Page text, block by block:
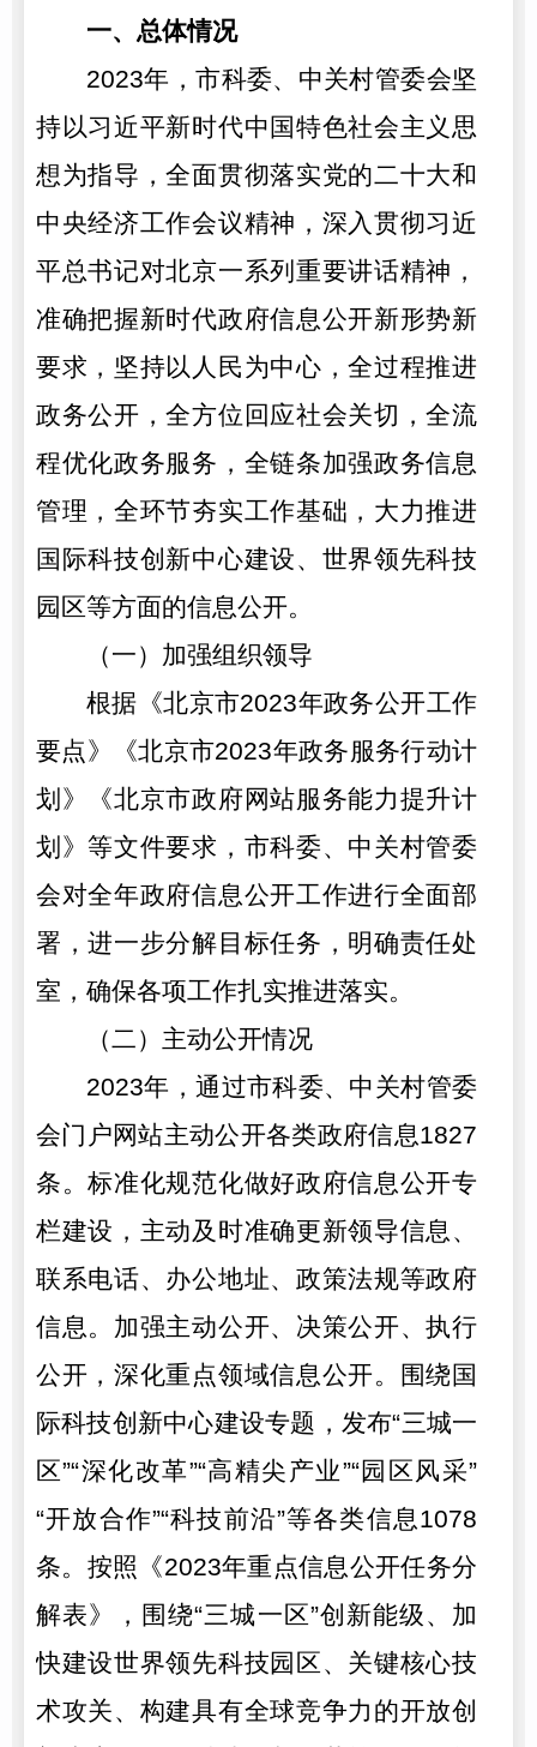
一、总体情况
2023年，市科委、中关村管委会坚
持以习近平新时代中国特色社会主义思
想为指导，全面贯彻落实党的二十大和
中央经济工作会议精神，深入贯彻习近
平总书记对北京一系列重要讲话精神，
准确把握新时代政府信息公开新形势新
要求，坚持以人民为中心，全过程推进
政务公开，全方位回应社会关切，全流
程优化政务服务，全链条加强政务信息
管理，全环节夯实工作基础，大力推进
国际科技创新中心建设、世界领先科技
园区等方面的信息公开。
（一）加强组织领导
根据《北京市2023年政务公开工作
要点》《北京市2023年政务服务行动计
划》《北京市政府网站服务能力提升计
划》等文件要求，市科委、中关村管委
会对全年政府信息公开工作进行全面部
署，进一步分解目标任务，明确责任处
室，确保各项工作扎实推进落实。
（二）主动公开情况
2023年，通过市科委、中关村管委
会门户网站主动公开各类政府信息1827
条。标准化规范化做好政府信息公开专
栏建设，主动及时准确更新领导信息、
联系电话、办公地址、政策法规等政府
信息。加强主动公开、决策公开、执行
公开，深化重点领域信息公开。围绕国
际科技创新中心建设专题，发布“三城一
区”“深化改革”“高精尖产业”“园区风采”
“开放合作”“科技前沿”等各类信息1078
条。按照《2023年重点信息公开任务分
解表》，围绕“三城一区”创新能级、加
快建设世界领先科技园区、关键核心技
术攻关、构建具有全球竞争力的开放创